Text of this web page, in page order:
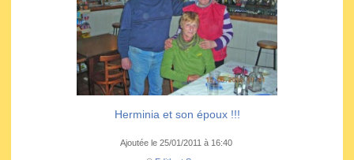
Herminia et son époux !!!
Ajoutée le 25/01/2011 à 16:40